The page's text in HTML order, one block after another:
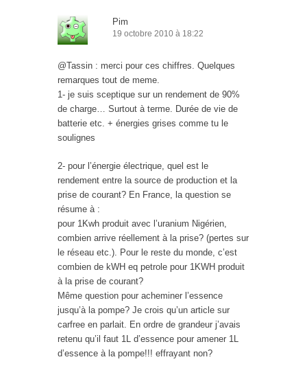
Pim
19 octobre 2010 à 18:22
@Tassin : merci pour ces chiffres. Quelques
remarques tout de meme.
1- je suis sceptique sur un rendement de 90%
de charge… Surtout à terme. Durée de vie de
batterie etc. + énergies grises comme tu le
soulignes
2- pour l’énergie électrique, quel est le
rendement entre la source de production et la
prise de courant? En France, la question se
résume à :
pour 1Kwh produit avec l’uranium Nigérien,
combien arrive réellement à la prise? (pertes sur
le réseau etc.). Pour le reste du monde, c’est
combien de kWH eq petrole pour 1KWH produit
à la prise de courant?
Même question pour acheminer l’essence
jusqu’à la pompe? Je crois qu’un article sur
carfree en parlait. En ordre de grandeur j’avais
retenu qu’il faut 1L d’essence pour amener 1L
d’essence à la pompe!!! effrayant non?